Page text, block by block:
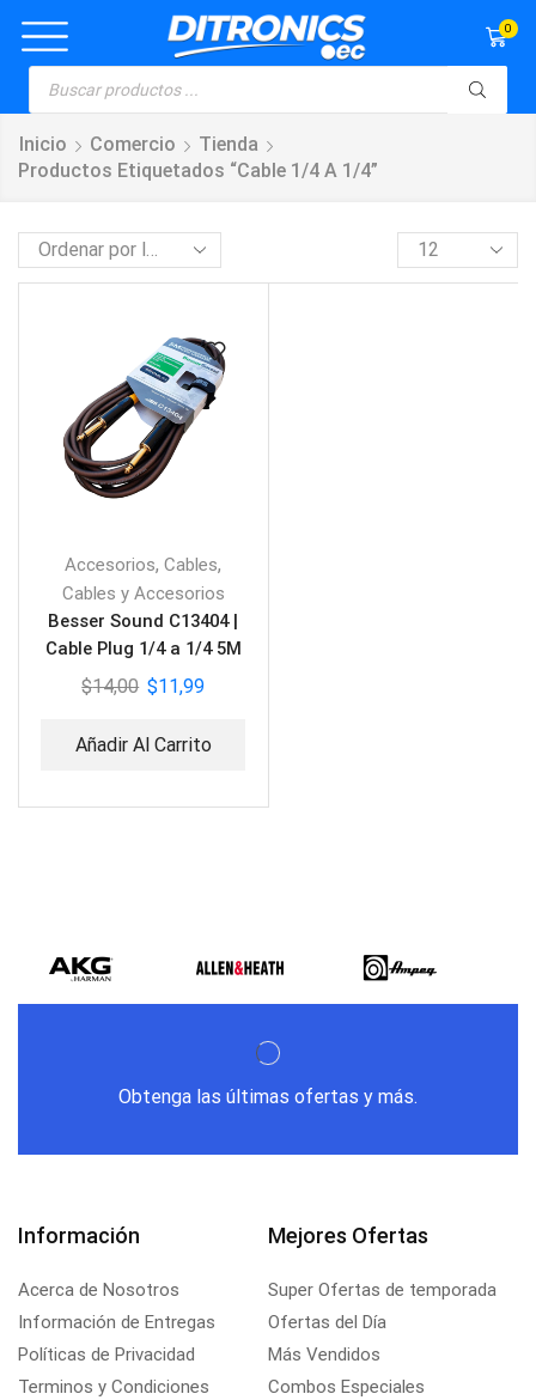
0
Inicio Comercio
Tienda
Productos Etiquetados “cable 1/4 A 1/4”
Accesorios,Cables,
Cables y Accesorios
Besser Sound C13404 |
Cable Plug 1/4 a 1/4 5M
$14,00 $11,99
Añadir Al Carrito
Obtenga las últimas ofertas y más.
Información
Acerca de Nosotros
Información de Entregas
Políticas de Privacidad
Terminos y Condiciones
Mejores Ofertas
Super Ofertas de temporada
Ofertas del Día
Más Vendidos
Combos Especiales